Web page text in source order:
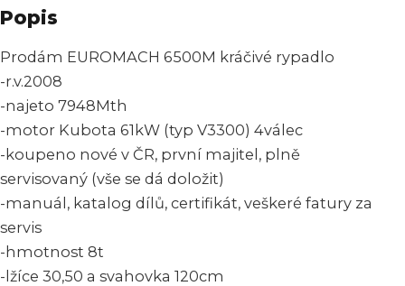
Popis
Prodám EUROMACH 6500M kráčivé rypadlo
-r.v.2008
-najeto 7948Mth
-motor Kubota 61kW (typ V3300) 4válec
-koupeno nové v ČR, první majitel, plně
servisovaný (vše se dá doložit)
-manuál, katalog dílů, certifikát, veškeré fatury za
servis
-hmotnost 8t
-lžíce 30,50 a svahovka 120cm